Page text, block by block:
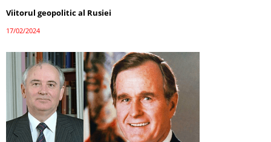
Viitorul geopolitic al Rusiei
17/02/2024